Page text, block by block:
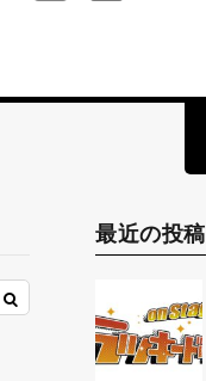
最近の投稿